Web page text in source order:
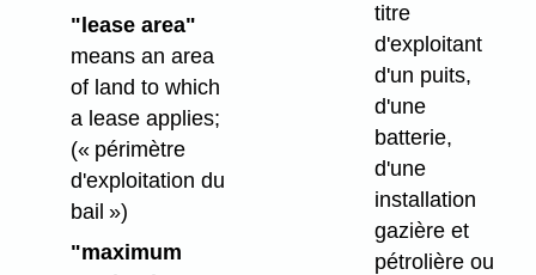
"lease area"
means an area
of land to which
a lease applies;
(« périmètre
d'exploitation du
bail »)
"maximum
titre
d'exploitant
d'un puits,
d'une
batterie,
d'une
installation
gazière et
pétrolière ou